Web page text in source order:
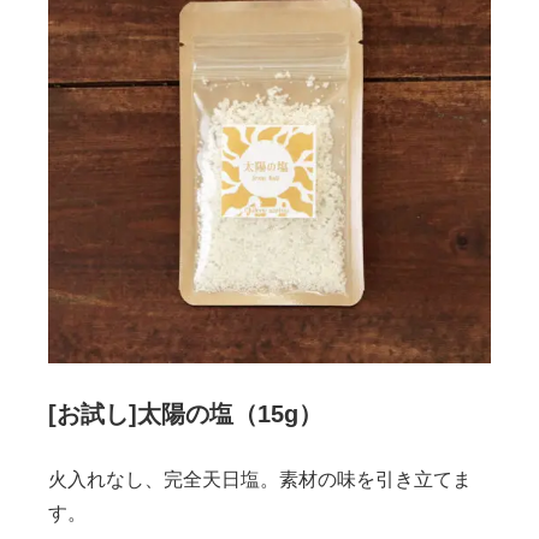
[お試し]太陽の塩（15g）
火入れなし、完全天日塩。素材の味を引き立てま
す。